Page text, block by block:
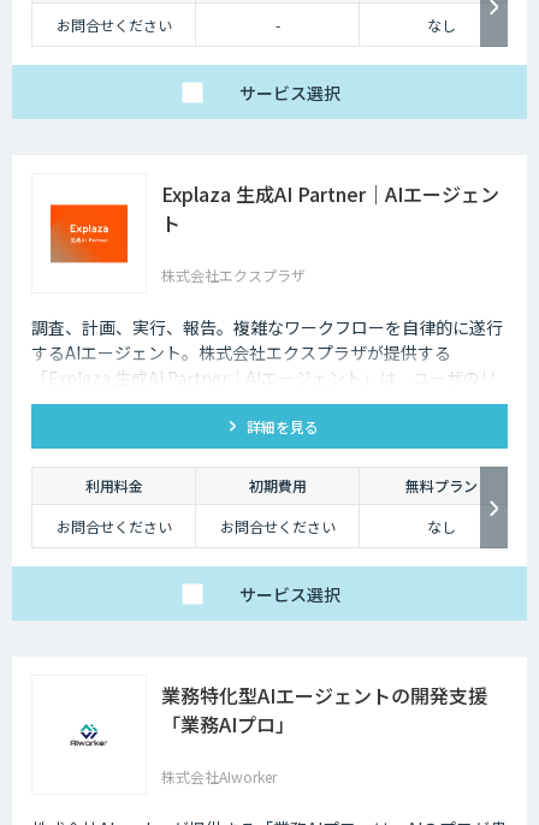
お問合せください
- なし
サービス選択
Explaza 生成AI Partner｜AIエージェン
ト
株式会社エクスプラザ
調査、計画、実行、報告。複雑なワークフローを自律的に遂行
するAIエージェント。株式会社エクスプラザが提供する
「Explaza 生成AI Partner｜AIエージェント」は、ユーザのリ
テラシーが必要であった、従来のAI活用とは異なり、目的を与
えられれば、自ら手順を考え、外部ツールを操作し、業務を完
遂します「AIエージェント」を構築します。商品企画、文章作
成、校正・校閲など、人の判断が必要だった複雑な業務を自動
化します。
詳細を見る
利用料金 初期費用
無料プラン
お問合せください
お問合せください なし
サービス選択
業務特化型AIエージェントの開発支援
「業務AIプロ」
株式会社AIworker